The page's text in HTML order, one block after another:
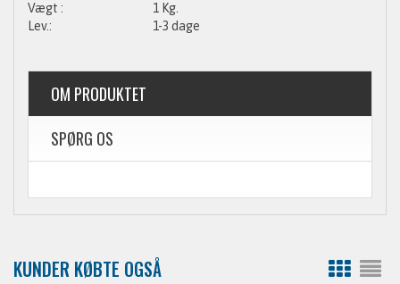
1 Kg.
1-3 dage
OM PRODUKTET
SPØRG OS
KUNDER KØBTE OGSÅ